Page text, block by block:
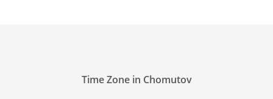
Time Zone in Chomutov